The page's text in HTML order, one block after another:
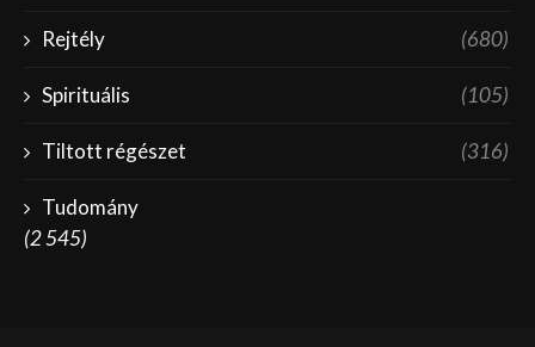
Rejtély (680)
Spirituális (105)
Tiltott régészet (316)
Tudomány
(2 545)